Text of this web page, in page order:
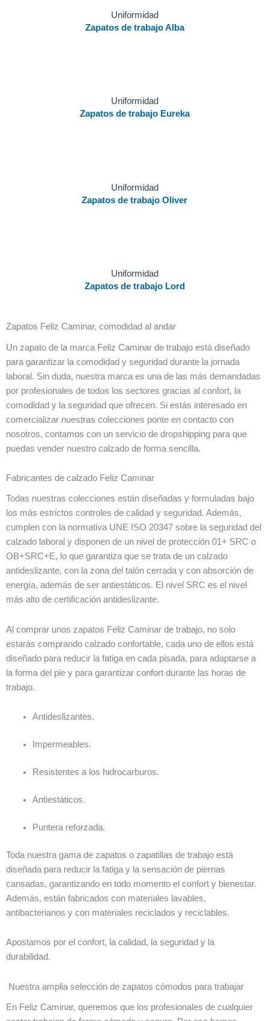
Uniformidad
Zapatos de trabajo Alba
Uniformidad
Zapatos de trabajo Eureka
Uniformidad
Zapatos de trabajo Oliver
Uniformidad
Zapatos de trabajo Lord
Zapatos Feliz Caminar, comodidad al andar
Un zapato de la marca Feliz Caminar de trabajo está diseñado
para garantizar la comodidad y seguridad durante la jornada
laboral. Sin duda, nuestra marca es una de las más demandadas
por profesionales de todos los sectores gracias al confort, la
comodidad y la seguridad que ofrecen. Si estás interesado en
comercializar nuestras colecciones ponte en contacto con
nosotros, contamos con un servicio de dropshipping para que
puedas vender nuestro calzado de forma sencilla.
Fabricantes de calzado Feliz Caminar
Todas nuestras colecciones están diseñadas y formuladas bajo
los más estrictos controles de calidad y seguridad. Además,
cumplen con la normativa UNE ISO 20347 sobre la seguridad del
calzado laboral y disponen de un nivel de protección 01+ SRC o
OB+SRC+E, lo que garantiza que se trata de un calzado
antideslizante, con la zona del talón cerrada y con absorción de
energía, además de ser antiestáticos. El nivel SRC es el nivel
más alto de certificación antideslizante.
Al comprar unos zapatos Feliz Caminar de trabajo, no solo
estarás comprando calzado confortable, cada uno de ellos está
diseñado para reducir la fatiga en cada pisada, para adaptarse a
la forma del pie y para garantizar confort durante las horas de
trabajo.
Antideslizantes.
Impermeables.
Resistentes a los hidrocarburos.
Antiestáticos.
Puntera reforzada.
Toda nuestra gama de zapatos o zapatillas de trabajo está
diseñada para reducir la fatiga y la sensación de piernas
cansadas, garantizando en todo momento el confort y bienestar.
Además, están fabricados con materiales lavables,
antibacterianos y con materiales reciclados y reciclables.
Apostamos por el confort, la calidad, la seguridad y la
durabilidad.
Nuestra amplia selección de zapatos cómodos para trabajar
En Feliz Caminar, queremos que los profesionales de cualquier